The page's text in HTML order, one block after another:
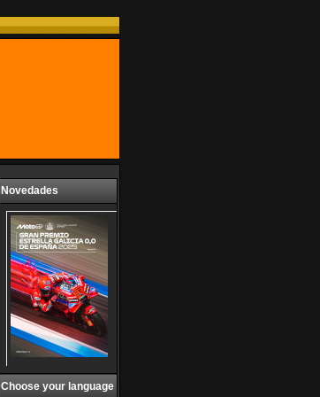
Novedades
Choose your language